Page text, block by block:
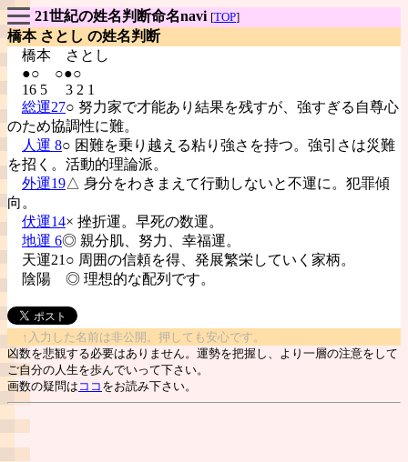
21世紀の姓名判断命名navi [TOP]
橋本 さとし の姓名判断
橋本
さとし
●○ ○●○
16 5 3 2 1
総運27○ 努力家で才能あり結果を残すが、強すぎる自尊心
のため協調性に難。
人運 8○ 困難を乗り越える粘り強さを持つ。強引さは災難
を招く。活動的理論派。
外運19△ 身分をわきまえて行動しないと不運に。犯罪傾
向。
伏運14× 挫折運。早死の数運。
地運 6◎ 親分肌、努力、幸福運。
天運21○ 周囲の信頼を得、発展繁栄していく家柄。
陰陽 ◎ 理想的な配列です。
↑入力した名前は非公開。押しても安心です。
凶数を悲観する必要はありません。運勢を把握し、より一層の注意をして
ご自分の人生を歩んでいって下さい。
画数の疑問は ココ をお読み下さい。